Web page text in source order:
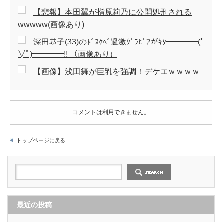
【悲報】本田翼が指原莉乃に公開処刑される
wwwww(画像あり)
深田恭子(33)のﾄﾞｽｹﾍﾞ過激ｸﾞﾗﾋﾞｱがｷﾀ━━━━(ﾟ
∀ﾟ)━━━━!! （画像あり）
【画像】浅田舞が巨乳を強調！デケエｗｗｗｗ
コメントは利用できません。
トップページに戻る
最近の投稿